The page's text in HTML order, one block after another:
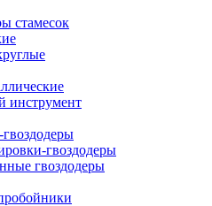
стамесок
инструмент
гвоздодеры
гвоздодеры